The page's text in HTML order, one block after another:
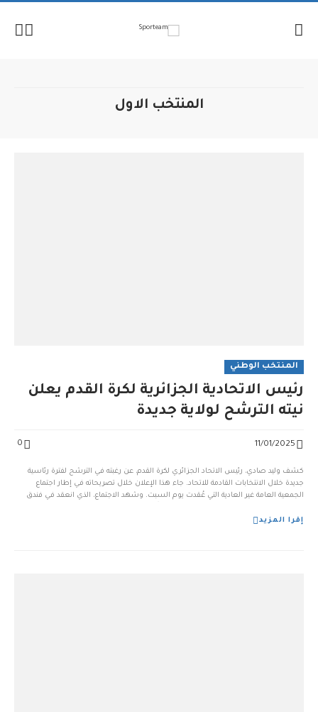
المنتخب الاول
المنتخب الوطني
رئيس الاتحادية الجزائرية لكرة القدم يعلن
نيته الترشح لولاية جديدة
11/01/2025
0
كشف وليد صادي، رئيس الاتحاد الجزائري لكرة القدم، عن رغبته في الترشح لفترة رئاسية
جديدة خلال الانتخابات القادمة للاتحاد. جاء هذا الإعلان خلال تصريحاته في إطار اجتماع
الجمعية العامة غير العادية التي عُقدت يوم السبت. وشهد الاجتماع، الذي انعقد في فندق
لتتوافق مع [...
إقرا المزيد